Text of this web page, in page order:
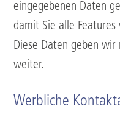
eingegebenen Daten
damit Sie alle
Diese Daten geben
weiter.
Werbliche